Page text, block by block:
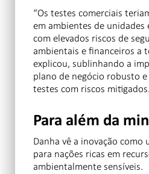
“Os testes comerciais
em ambientes de
com elevados riscos de
ambientais e financeiros a
explicou, sublinhando a
plano de negócio robusto
testes com riscos mitigados.
Para além da
Danha vê a inovação como
para nações ricas em
ambientalmente sensíveis.